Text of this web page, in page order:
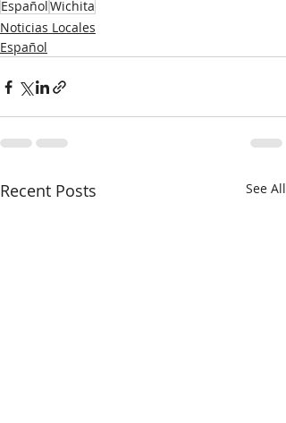
EspañolWichita
Noticias Locales
Español
Recent Posts See All